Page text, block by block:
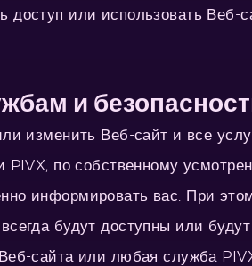
или использовать Веб-
и
изменить Веб-сайт и все
PIVX, по собственному
информировать вас. При
будут доступны или
сайта или любая служба